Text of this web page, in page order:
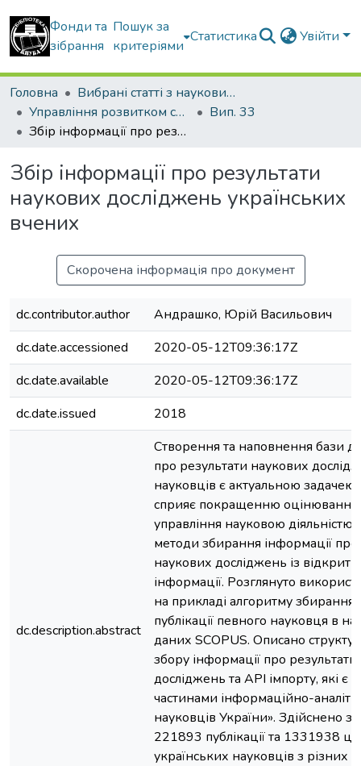
Фонди та
зібрання
Пошук за
критеріями
Статистика Увійти
Головна
Вибрані статті з наукових збірників КНУБА
Управління розвитком складних систем
Вип. 33
Збір інформації про результати наукових досліджень українських вчених
Збір інформації про результати
наукових досліджень українських
вчених
Скорочена інформація про документ
dc.contributor.author
Андрашко, Юрій Васильович
dc.date.accessioned
2020-05-12T09:36:17Z
dc.date.available
2020-05-12T09:36:17Z
dc.date.issued
2018
dc.description.abstract
Створення та наповнення бази
про результати наукових
науковців є актуальною задачею,
сприяє покращенню оцінювання
управління науковою
методи збирання інформації про
наукових досліджень із
інформації. Розглянуто
на прикладі алгоритму збирання
публікації певного науковця в
даних SCOPUS. Описано
збору інформації про
досліджень та API імпорту, які є
частинами інформаційно-
науковців України». Здійснено
221893 публікації та 1331938
українських науковців з різних